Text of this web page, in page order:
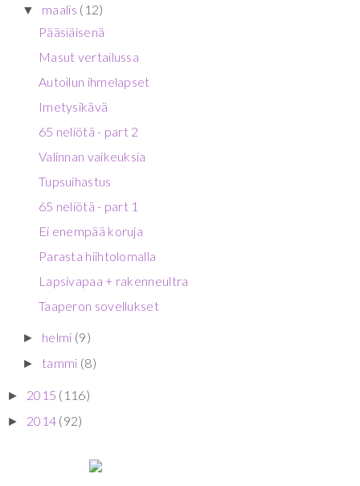
▼ maalis (12)
Pääsiäisenä
Masut vertailussa
Autoilun ihmelapset
Imetysikävä
65 neliötä - part 2
Valinnan vaikeuksia
Tupsuihastus
65 neliötä - part 1
Ei enempää koruja
Parasta hiihtolomalla
Lapsivapaa + rakenneultra
Taaperon sovellukset
► helmi (9)
► tammi (8)
► 2015 (116)
► 2014 (92)